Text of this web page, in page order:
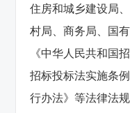
住房和城乡建设局
村局、商务局、国
《中华人民共和国
招标投标法实施条
行办法》等法律法